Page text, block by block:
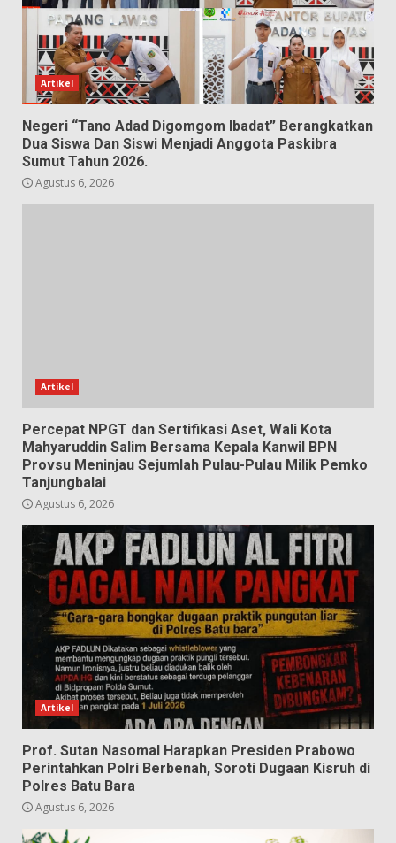
Artikel
Negeri “Tano Adad Digomgom Ibadat” Berangkatkan
Dua Siswa Dan Siswi Menjadi Anggota Paskibra
Sumut Tahun 2026.
Agustus 6, 2026
Artikel
Percepat NPGT dan Sertifikasi Aset, Wali Kota
Mahyaruddin Salim Bersama Kepala Kanwil BPN
Provsu Meninjau Sejumlah Pulau-Pulau Milik Pemko
Tanjungbalai
Agustus 6, 2026
Artikel
Prof. Sutan Nasomal Harapkan Presiden Prabowo
Perintahkan Polri Berbenah, Soroti Dugaan Kisruh di
Polres Batu Bara
Agustus 6, 2026